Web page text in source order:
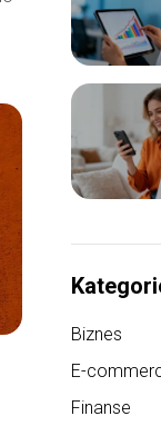
Biznes
E-
Finanse